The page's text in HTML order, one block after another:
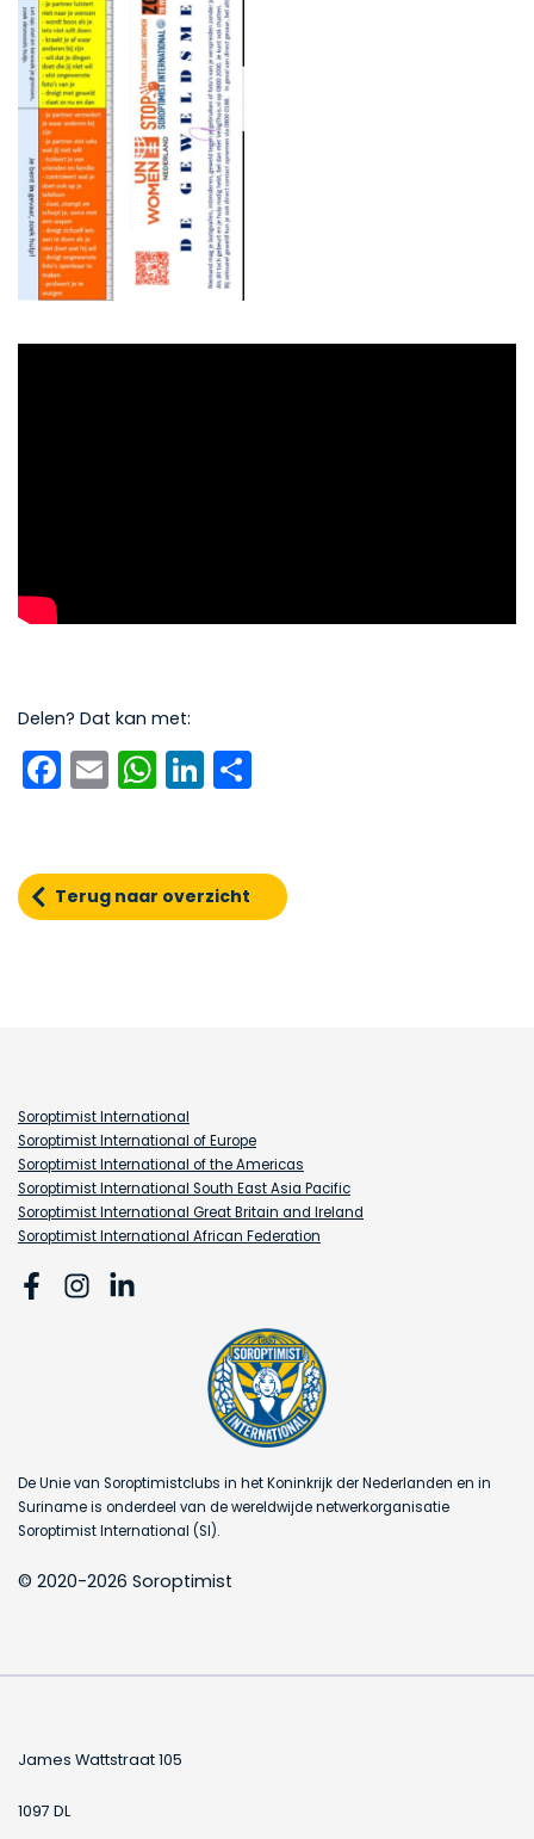
Delen? Dat kan met:
Facebook
EmailWhatsApp
LinkedIn
Terug naar overzicht
Soroptimist International
Soroptimist International of Europe
Soroptimist International of the Americas
Soroptimist International South East Asia Pacific
Soroptimist International Great Britain and Ireland
Soroptimist International African Federation
De Unie van Soroptimistclubs in het Koninkrijk der Nederlanden en in
Suriname is onderdeel van de wereldwijde netwerkorganisatie
Soroptimist International (SI).
© 2020-2026 Soroptimist
James Wattstraat 105
1097 DL